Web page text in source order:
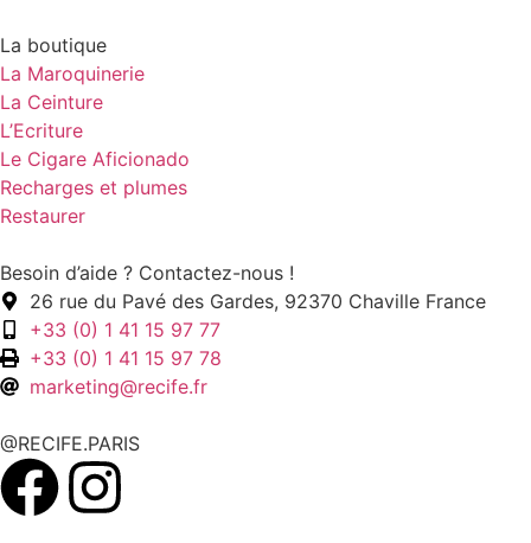
La boutique
La Maroquinerie
La Ceinture
L’Ecriture
Le Cigare Aficionado
Recharges et plumes
Restaurer
Besoin d’aide ? Contactez-nous !
26 rue du Pavé des Gardes, 92370 Chaville France
+33 (0) 1 41 15 97 77
+33 (0) 1 41 15 97 78
marketing@recife.fr
@RECIFE.PARIS